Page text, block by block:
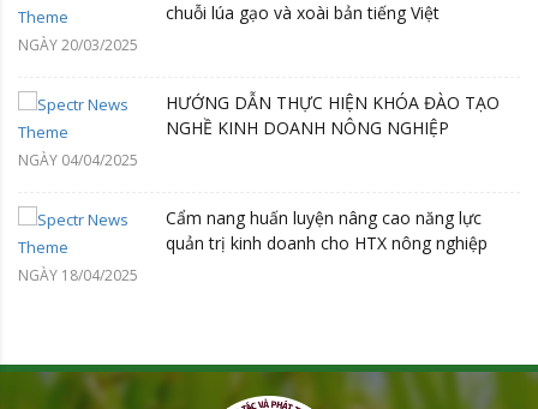
chuỗi lúa gạo và xoài bản tiếng Việt
NGÀY 20/03/2025
HƯỚNG DẪN THỰC HIỆN KHÓA ĐÀO TẠO
NGHỀ KINH DOANH NÔNG NGHIỆP
NGÀY 04/04/2025
Cẩm nang huấn luyện nâng cao năng lực
quản trị kinh doanh cho HTX nông nghiệp
NGÀY 18/04/2025